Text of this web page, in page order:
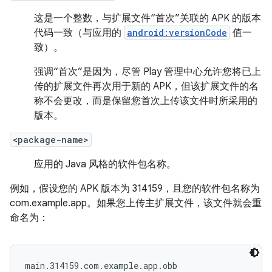
这是一个整数，与扩展文件“首次”关联的 APK 的版本
代码一致（与应用的 android:versionCode 值一
致）。
强调“首次”是因为，尽管 Play 管理中心允许您将已上
传的扩展文件再次用于新的 APK，但该扩展文件的名
称不会更改，而是保留您首次上传该文件时所采用的
版本。
<package-name>
应用的 Java 风格的软件包名称。
例如，假设您的 APK 版本为 314159，且您的软件包名称为
com.example.app。如果您上传主扩展文件，该文件就会重
命名为：
main.314159.com.example.app.obb